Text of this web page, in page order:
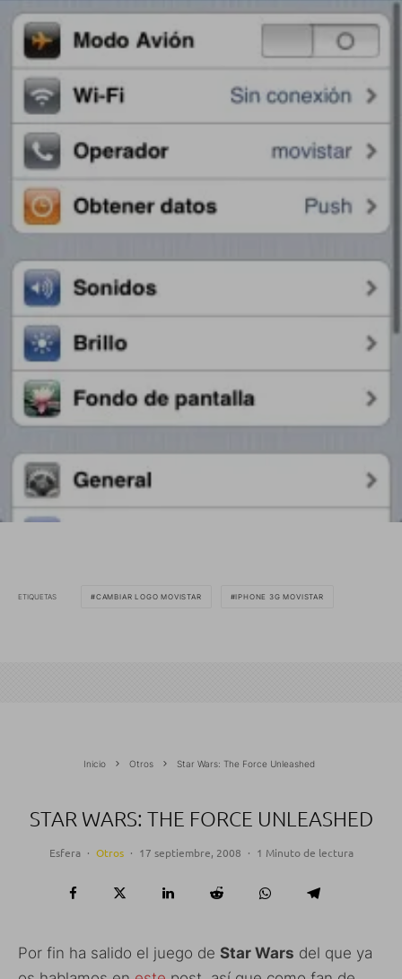
ETIQUETAS CAMBIAR LOGO MOVISTAR IPHONE 3G MOVISTAR
Inicio Otros Star Wars: The Force Unleashed
STAR WARS: THE FORCE UNLEASHED
Esfera · Otros · 17 septiembre, 2008 · 1 Minuto de lectura
Por fin ha salido el juego de Star Wars del que ya